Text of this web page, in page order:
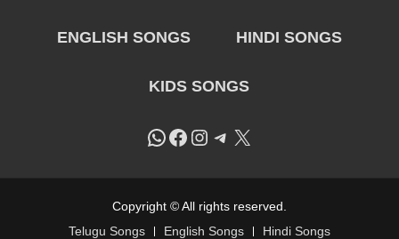
ENGLISH SONGS HINDI SONGS
KIDS SONGS
WhatsApp
Facebook
Instagram
Telegram
X
Copyright © All rights reserved.
Telugu Songs
English Songs Hindi Songs